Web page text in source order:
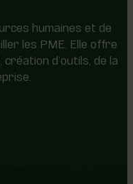
humaines et de
les PME. Elle offre
d’outils, de la